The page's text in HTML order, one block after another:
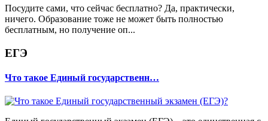
Посудите сами, что сейчас бесплатно? Да, практически,
ничего. Образование тоже не может быть полностью
бесплатным, но получение оп...
ЕГЭ
Что такое Единый государственн…